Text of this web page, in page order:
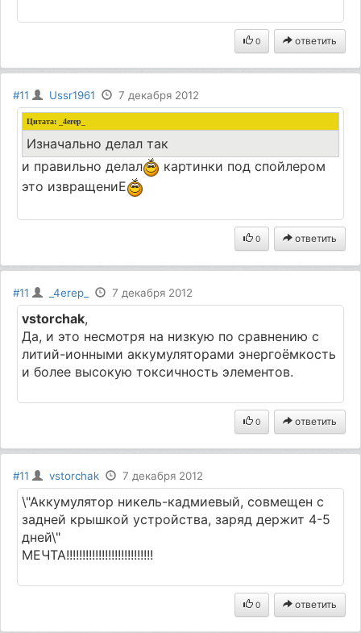
0 ответить
#11 Ussr1961 7 декабря 2012
Цитата: _4erep_
Изначально делал так
и правильно делал
картинки под спойлером
это извращениЕ
0 ответить
#11 _4erep_ 7 декабря 2012
vstorchak,
Да, и это несмотря на низкую по сравнению с
литий-ионными аккумуляторами энергоёмкость
и более высокую токсичность элементов.
0 ответить
#11 vstorchak 7 декабря 2012
\"Аккумулятор никель-кадмиевый, совмещен с
задней крышкой устройства, заряд держит 4-5
дней\"
МЕЧТА!!!!!!!!!!!!!!!!!!!!!!!!!!!
0 ответить